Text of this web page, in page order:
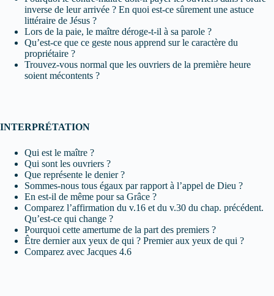
inverse de leur arrivée ? En quoi est-ce sûrement une astuce
littéraire de Jésus ?
Lors de la paie, le maître déroge-t-il à sa parole ?
Qu’est-ce que ce geste nous apprend sur le caractère du
propriétaire ?
Trouvez-vous normal que les ouvriers de la première heure
soient mécontents ?
INTERPRÉTATION
Qui est le maître ?
Qui sont les ouvriers ?
Que représente le denier ?
Sommes-nous tous égaux par rapport à l’appel de Dieu ?
En est-il de même pour sa Grâce ?
Comparez l’affirmation du v.16 et du v.30 du chap. précédent.
Qu’est-ce qui change ?
Pourquoi cette amertume de la part des premiers ?
Être dernier aux yeux de qui ? Premier aux yeux de qui ?
Comparez avec Jacques 4.6